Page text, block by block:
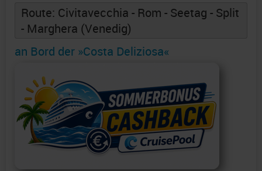
Route: Civitavecchia - Rom - Seetag - Split
- Marghera (Venedig)
an Bord der »Costa Deliziosa«